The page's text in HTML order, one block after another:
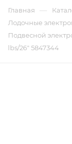
Главная —
Лодочные
Подвесной
lbs/26" 5847344